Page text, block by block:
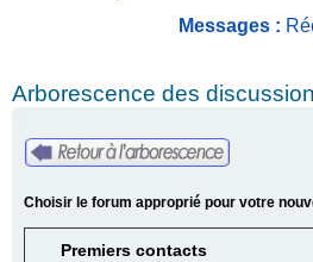
Messages :
Arborescence des
Choisir le forum approprié pour votre
Premiers contacts